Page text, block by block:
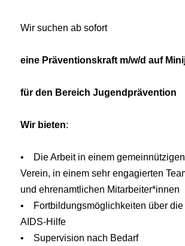
Wir suchen ab sofort
eine Präventionskraft m/w/d auf
für den Bereich Jugendprävention
Wir bieten:
• Die Arbeit in einem
Verein, in einem sehr engagierten
und ehrenamtlichen Mitarbeiter*innen
• Fortbildungsmöglichkeiten über die
AIDS-Hilfe
• Supervision nach Bedarf